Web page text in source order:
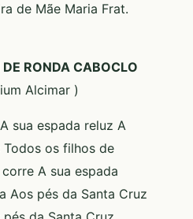
de Mãe Maria Frat.
RONDA CABOCLO
Alcimar )
sua espada reluz A
Todos os filhos de
A sua espada
Aos pés da Santa Cruz